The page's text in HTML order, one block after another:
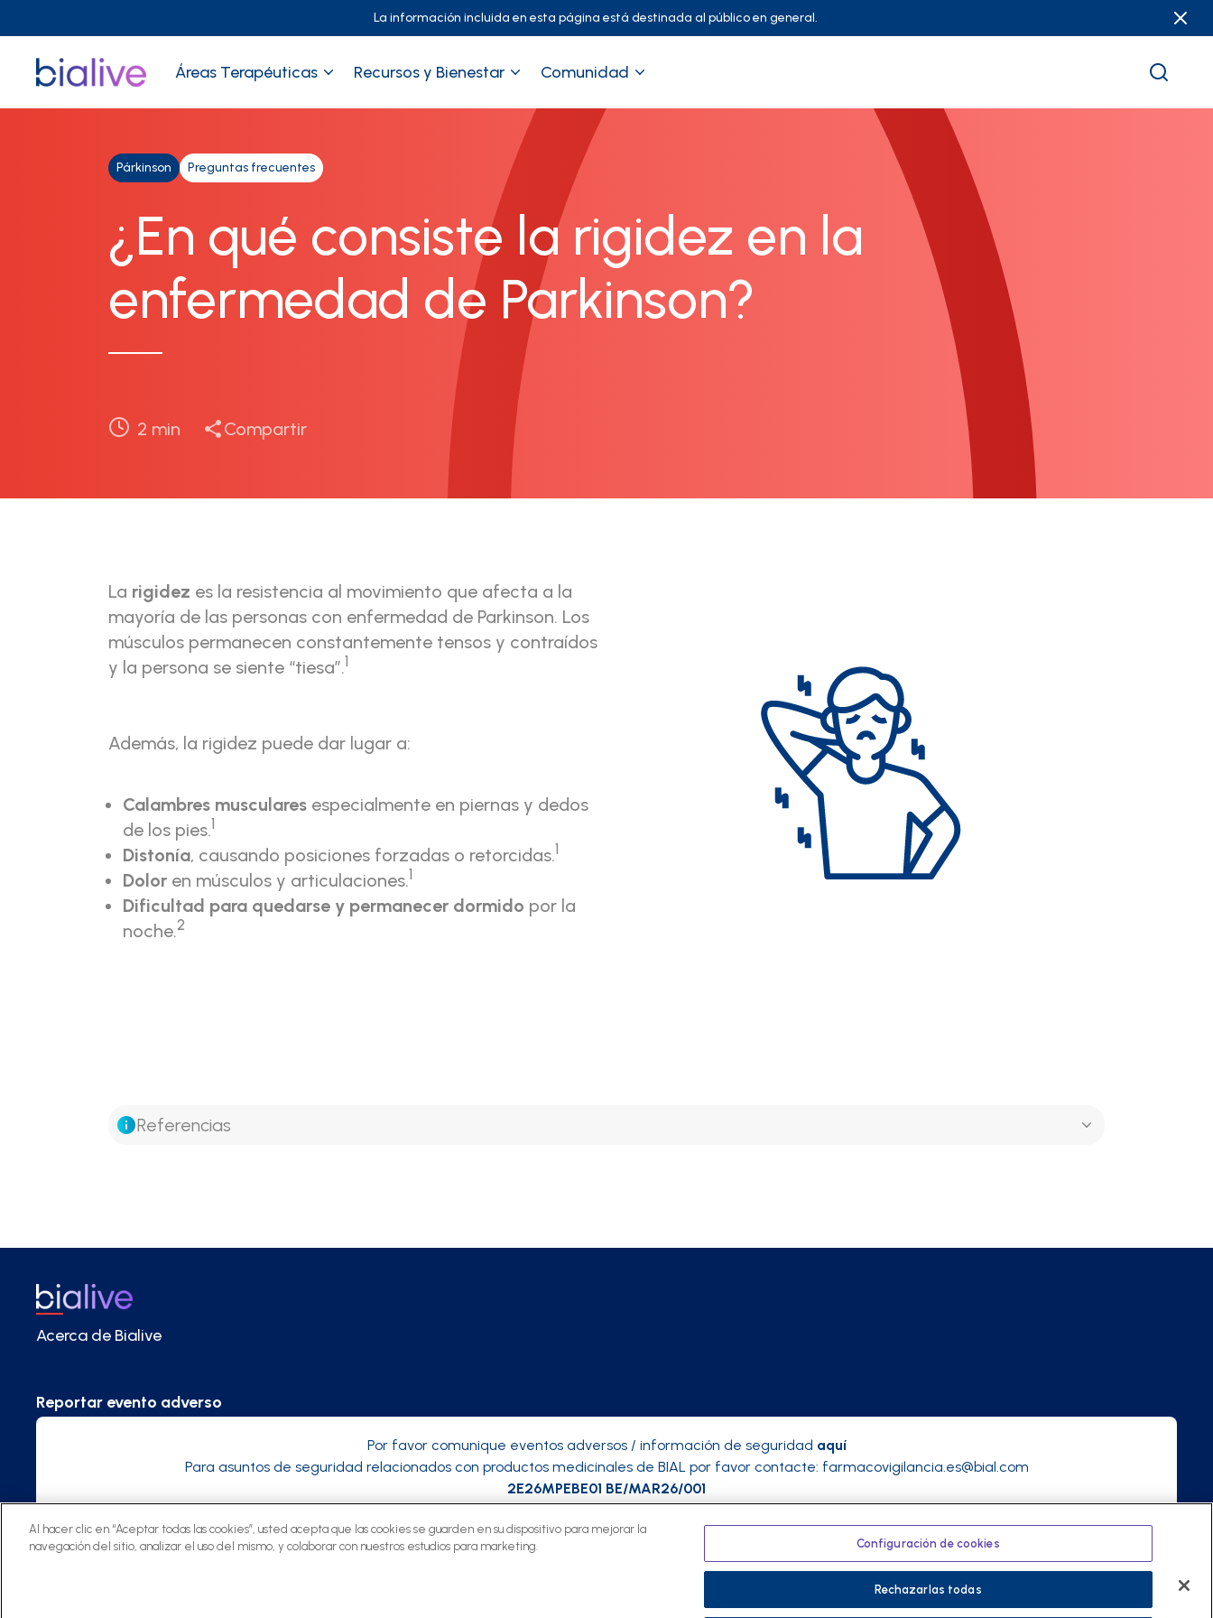
La información incluida en esta página está destinada al público en general.
Áreas Terapéuticas Recursos y Bienestar Comunidad
Párkinson Preguntas frecuentes
¿En qué consiste la rigidez en la
enfermedad de Parkinson?
2 min Compartir
La rigidez es la resistencia al movimiento que afecta a la
mayoría de las personas con enfermedad de Parkinson. Los
músculos permanecen constantemente tensos y contraídos
y la persona se siente “tiesa”.1
Además, la rigidez puede dar lugar a:
Calambres musculares especialmente en piernas y dedos
de los pies.1
Distonía, causando posiciones forzadas o retorcidas.1
Dolor en músculos y articulaciones.1
Dificultad para quedarse y permanecer dormido por la
noche.2
Referencias
Acerca de Bialive
Reportar evento adverso
Por favor comunique eventos adversos / información de seguridad aquí
Para asuntos de seguridad relacionados con productos medicinales de BIAL por favor contacte: farmacovigilancia.es@bial.com
2E26MPEBE01 BE/MAR26/001
Política de privacidadTérminos y condiciones
Al hacer clic en “Aceptar todas las cookies”, usted acepta que las cookies se guarden en su dispositivo para mejorar la
navegación del sitio, analizar el uso del mismo, y colaborar con nuestros estudios para marketing.
Configuración de cookies
Rechazarlas todas